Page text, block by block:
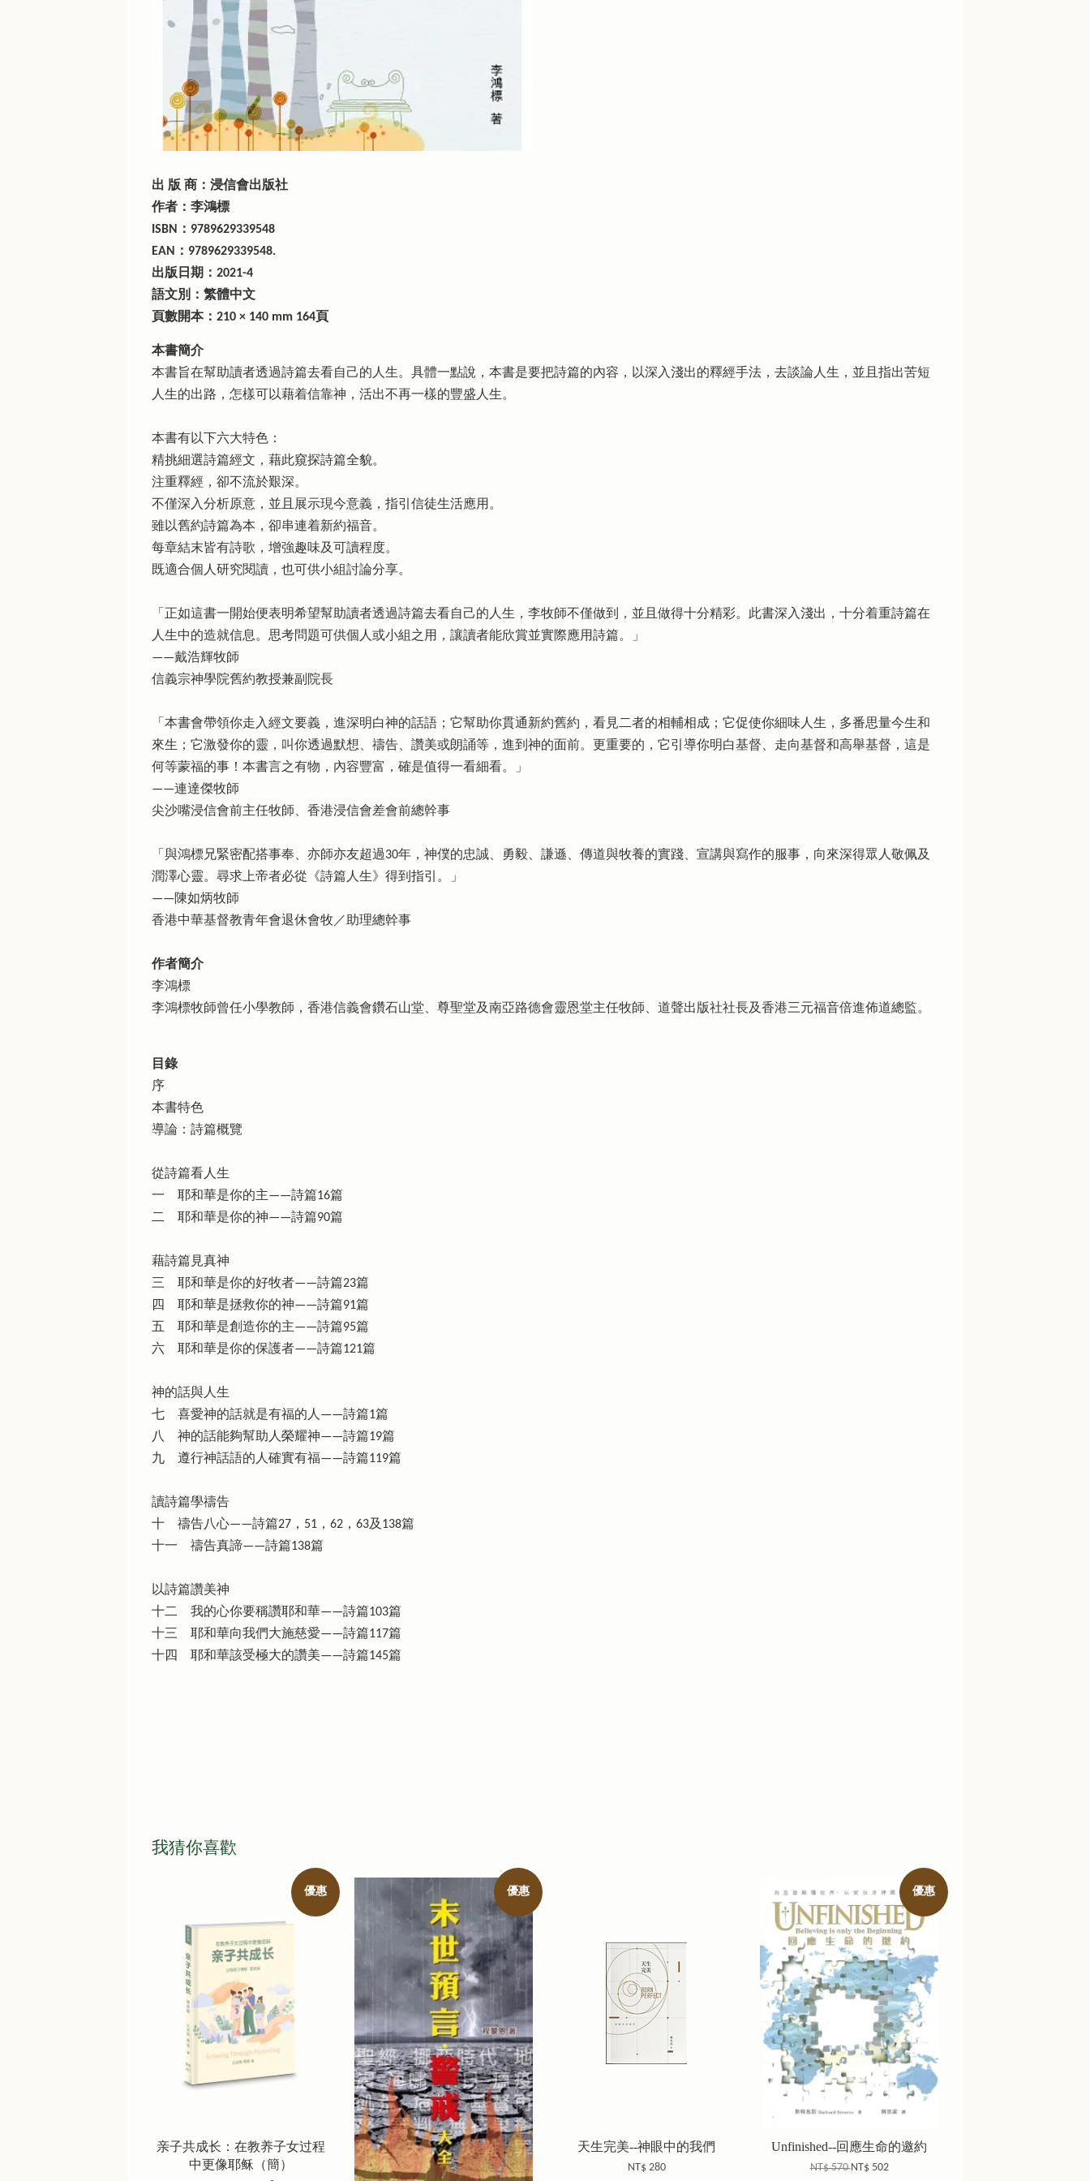
出 版 商：浸信會出版社
作者：李鴻標
ISBN：9789629339548
EAN：9789629339548.
出版日期：2021-4
語文別：繁體中文
頁數開本：210 × 140 mm 164頁
本書簡介
本書旨在幫助讀者透過詩篇去看自己的人生。具體一點說，本書是要把詩篇的內容，以深入淺出的釋經手法，去談論人生，並且指出苦短
人生的出路，怎樣可以藉着信靠神，活出不再一樣的豐盛人生。
本書有以下六大特色：
精挑細選詩篇經文，藉此窺探詩篇全貌。
注重釋經，卻不流於艱深。
不僅深入分析原意，並且展示現今意義，指引信徒生活應用。
雖以舊約詩篇為本，卻串連着新約福音。
每章結末皆有詩歌，增強趣味及可讀程度。
既適合個人研究閱讀，也可供小組討論分享。
「正如這書一開始便表明希望幫助讀者透過詩篇去看自己的人生，李牧師不僅做到，並且做得十分精彩。此書深入淺出，十分着重詩篇在
人生中的造就信息。思考問題可供個人或小組之用，讓讀者能欣賞並實際應用詩篇。」
——戴浩輝牧師
信義宗神學院舊約教授兼副院長
「本書會帶領你走入經文要義，進深明白神的話語；它幫助你貫通新約舊約，看見二者的相輔相成；它促使你細味人生，多番思量今生和
來生；它激發你的靈，叫你透過默想、禱告、讚美或朗誦等，進到神的面前。更重要的，它引導你明白基督、走向基督和高舉基督，這是
何等蒙福的事！本書言之有物，內容豐富，確是值得一看細看。」
——連達傑牧師
尖沙嘴浸信會前主任牧師、香港浸信會差會前總幹事
「與鴻標兄緊密配搭事奉、亦師亦友超過30年，神僕的忠誠、勇毅、謙遜、傳道與牧養的實踐、宣講與寫作的服事，向來深得眾人敬佩及
潤澤心靈。尋求上帝者必從《詩篇人生》得到指引。」
——陳如炳牧師
香港中華基督教青年會退休會牧／助理總幹事
作者簡介
李鴻標
李鴻標牧師曾任小學教師，香港信義會鑽石山堂、尊聖堂及南亞路德會靈恩堂主任牧師、道聲出版社社長及香港三元福音倍進佈道總監。
目錄
序
本書特色
導論：詩篇概覽
從詩篇看人生
一 耶和華是你的主——詩篇16篇
二 耶和華是你的神——詩篇90篇
藉詩篇見真神
三 耶和華是你的好牧者——詩篇23篇
四 耶和華是拯救你的神——詩篇91篇
五 耶和華是創造你的主——詩篇95篇
六 耶和華是你的保護者——詩篇121篇
神的話與人生
七 喜愛神的話就是有福的人——詩篇1篇
八 神的話能夠幫助人榮耀神——詩篇19篇
九 遵行神話語的人確實有福——詩篇119篇
讀詩篇學禱告
十 禱告八心——詩篇27，51，62，63及138篇
十一 禱告真諦——詩篇138篇
以詩篇讚美神
十二 我的心你要稱讚耶和華——詩篇103篇
十三 耶和華向我們大施慈愛——詩篇117篇
十四 耶和華該受極大的讚美——詩篇145篇
我猜你喜歡
優惠
亲子共成长：在教养子女过程
中更像耶稣（簡）
優惠
天生完美--神眼中的我們
NT$ 280
優惠
Unfinished--回應生命的邀約
NT$ 570NT$ 502